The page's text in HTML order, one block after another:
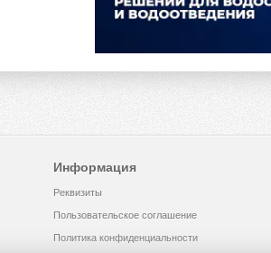
Информация
Реквизиты
Пользовательское соглашение
Политика конфиденциальности